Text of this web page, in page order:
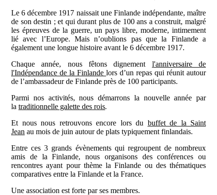
Le 6 décembre 1917 naissait une Finlande indépendante, maître
de son destin ; et qui durant plus de 100 ans a construit, malgré
les épreuves de la guerre, un pays libre, moderne, intimement
lié avec l’Europe. Mais n’oublions pas que la Finlande a
également une longue histoire avant le 6 décembre 1917.
Chaque année, nous fêtons dignement l'anniversaire de
l'Indépendance de la Finlande lors d’un repas qui réunit autour
de l’ambassadeur de Finlande près de 100 participants.
Parmi nos activités, nous démarrons la nouvelle année par
la traditionnelle galette des rois.
Et nous nous retrouvons encore lors du buffet de la Saint
Jean au mois de juin autour de plats typiquement finlandais.
Entre ces 3 grands évènements qui regroupent de nombreux
amis de la Finlande, nous organisons des conférences ou
rencontres ayant pour thème la Finlande ou des thématiques
comparatives entre la Finlande et la France.
Une association est forte par ses membres.